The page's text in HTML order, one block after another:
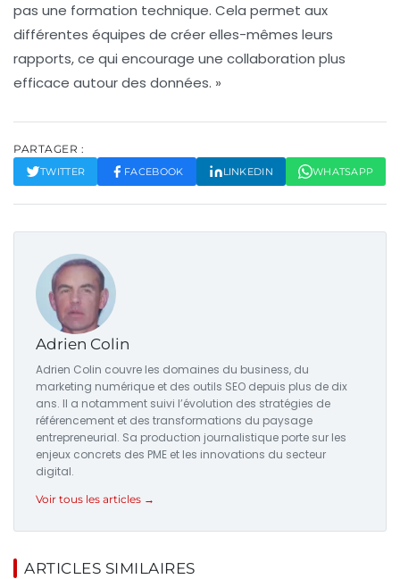
pas une formation technique. Cela permet aux
différentes équipes de créer elles-mêmes leurs
rapports, ce qui encourage une collaboration plus
efficace autour des données. »
PARTAGER :
TWITTER FACEBOOK LINKEDIN WHATSAPP
Adrien Colin
Adrien Colin couvre les domaines du business, du
marketing numérique et des outils SEO depuis plus de dix
ans. Il a notamment suivi l’évolution des stratégies de
référencement et des transformations du paysage
entrepreneurial. Sa production journalistique porte sur les
enjeux concrets des PME et les innovations du secteur
digital.
Voir tous les articles →
ARTICLES SIMILAIRES